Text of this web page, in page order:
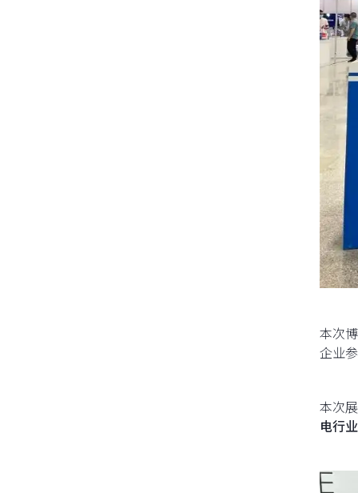
本次
企业
本次
电行